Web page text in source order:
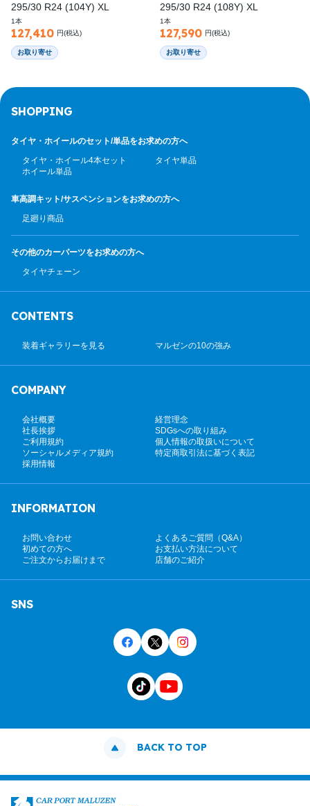
295/30 R24 (104Y) XL
1本
127,410 円(税込)
お取り寄せ
295/30 R24 (108Y) XL
1本
127,590 円(税込)
お取り寄せ
SHOPPING
タイヤ・ホイールのセット/単品をお求めの方へ
タイヤ・ホイール4本セット
タイヤ単品
ホイール単品
車高調キット/サスペンションをお求めの方へ
足廻り商品
その他のカーパーツをお求めの方へ
タイヤチェーン
CONTENTS
装着ギャラリーを見る マルゼンの10の強み
COMPANY
会社概要
経営理念
社長挨拶
SDGsへの取り組み
ご利用規約
個人情報の取扱いについて
ソーシャルメディア規約
特定商取引法に基づく表記
採用情報
INFORMATION
お問い合わせ
よくあるご質問（Q&A）
初めての方へ
お支払い方法について
ご注文からお届けまで
店舗のご紹介
SNS
BACK TO TOP